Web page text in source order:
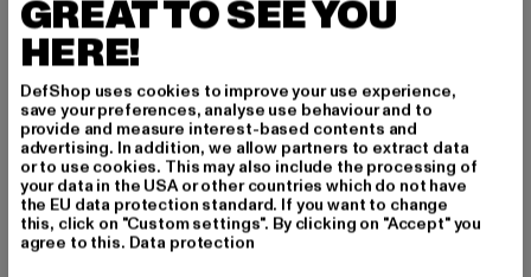
GREAT TO SEE YOU
HERE!
DefShop uses cookies to improve your use experience,
save your preferences, analyse use behaviour and to
provide and measure interest-based contents and
advertising. In addition, we allow partners to extract data
or to use cookies. This may also include the processing of
your data in the USA or other countries which do not have
the EU data protection standard. If you want to change
this, click on "Custom settings". By clicking on "Accept" you
agree to this. Data protection